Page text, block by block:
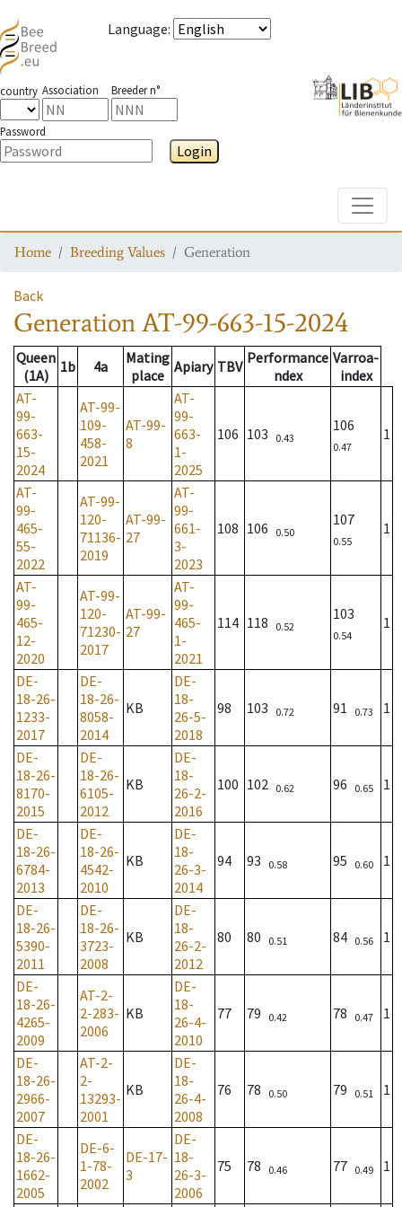
Language:
country Association Breeder n°
Password
Login
Home Breeding Values Generation
Back
GenerationAT-99-663-15-2024
Queen
(1A)
1b 4a
Mating
place Apiary TBV Performance
ndex
Varroa-
index
AT-
99-
663-
15-
2024
AT-99-
109-
458-
2021
AT-99-
8
AT-
99-
663-
1-
2025
106 103 0.43
106
0.47
1
AT-
99-
465-
55-
2022
AT-99-
120-
71136-
2019
AT-99-
27
AT-
99-
661-
3-
2023
108 106 0.50
107
0.55
1
AT-
99-
465-
12-
2020
AT-99-
120-
71230-
2017
AT-99-
27
AT-
99-
465-
1-
2021
114 118 0.52
103
0.54
1
DE-
18-26-
1233-
2017
DE-
18-26-
8058-
2014
KB
DE-
18-
26-5-
2018
98 103 0.72 91 0.73 1
DE-
18-26-
8170-
2015
DE-
18-26-
6105-
2012
KB
DE-
18-
26-2-
2016
100 102 0.62 96 0.65 1
DE-
18-26-
6784-
2013
DE-
18-26-
4542-
2010
KB
DE-
18-
26-3-
2014
94 93 0.58 95 0.60 1
DE-
18-26-
5390-
2011
DE-
18-26-
3723-
2008
KB
DE-
18-
26-2-
2012
80 80 0.51 84 0.56 1
DE-
18-26-
4265-
2009
AT-2-
2-283-
2006
KB
DE-
18-
26-4-
2010
77 79 0.42 78 0.47 1
DE-
18-26-
2966-
2007
AT-2-
2-
13293-
2001
KB
DE-
18-
26-4-
2008
76 78 0.50 79 0.51 1
DE-
18-26-
1662-
2005
DE-6-
1-78-
2002
DE-17-
3
DE-
18-
26-3-
2006
75 78 0.46 77 0.49 1